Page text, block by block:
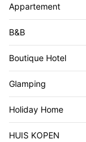
Appartement
B&B
Boutique Hotel
Glamping
Holiday Home
HUIS KOPEN